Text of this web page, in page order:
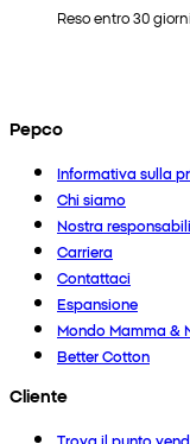
Reso entro 30
Pepco
Informativa sulla
Chi siamo
Nostra
Carriera
Contattaci
Espansione
Mondo Mamma &
Better Cotton
Cliente